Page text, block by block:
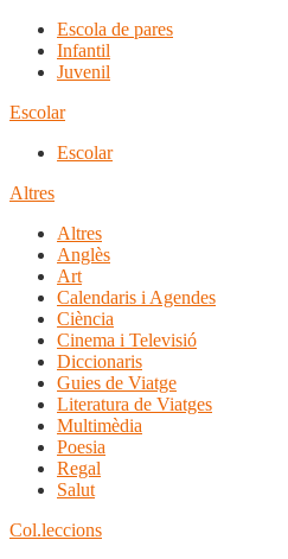
Escola de pares
Infantil
Juvenil
Escolar
Escolar
Altres
Altres
Anglès
Art
Calendaris i Agendes
Ciència
Cinema i Televisió
Diccionaris
Guies de Viatge
Literatura de Viatges
Multimèdia
Poesia
Regal
Salut
Col.leccions